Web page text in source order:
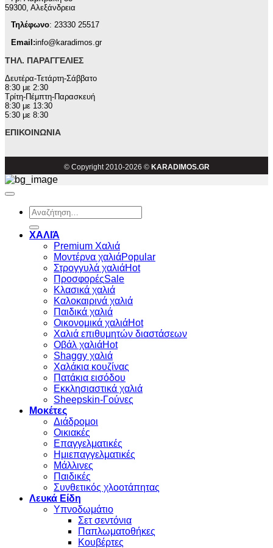
59300, Αλεξάνδρεια
Τηλέφωνο: 23330 25517
Email:info@karadimos.gr
ΤΗΛ. ΠΑΡΑΓΓΕΛΊΕΣ
Δευτέρα-Τετάρτη-Σάββατο
8:30 με 2:30
Τρίτη-Πέμπτη-Παρασκευή
8:30 με 13:30
5:30 με 8:30
ΕΠΙΚΟΙΝΩΝΊΑ
© Copyright 2010-2026 © KARADIMOS.GR
Αναζήτηση
για:
ΧΑΛΙΆ
Premium Χαλιά
Μοντέρνα χαλιά
Στρογγυλά χαλιά
Προσφορές
Κλασικά χαλιά
Καλοκαιρινά χαλιά
Παιδικά χαλιά
Οικονομικά χαλιά
Χαλιά επιθυμητών διαστάσεων
Οβάλ χαλιά
Shaggy χαλιά
Χαλάκια κουζίνας
Πατάκια εισόδου
Εκκλησιαστικά χαλιά
Sheepskin-Γούνες
Μοκέτες
Διάδρομοι
Οικιακές
Επαγγελματικές
Ημιεπαγγελματικές
Μάλλινες
Παιδικές
Συνθετικός χλοοτάπητας
Λευκά Είδη
Υπνοδωμάτιο
Σετ σεντόνια
Παπλωματοθήκες
Κουβέρτες